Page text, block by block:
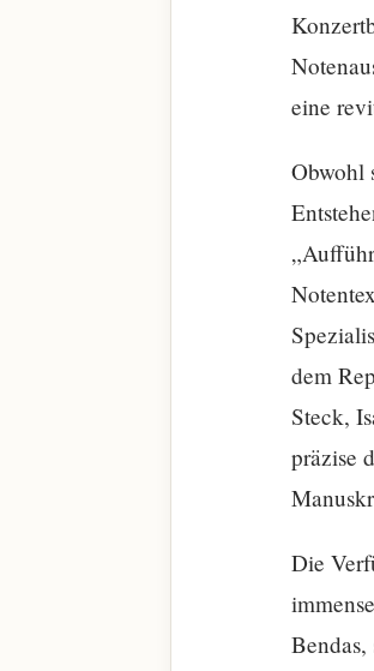
eine
Obwohl
dem
Steck,
präzise
Die